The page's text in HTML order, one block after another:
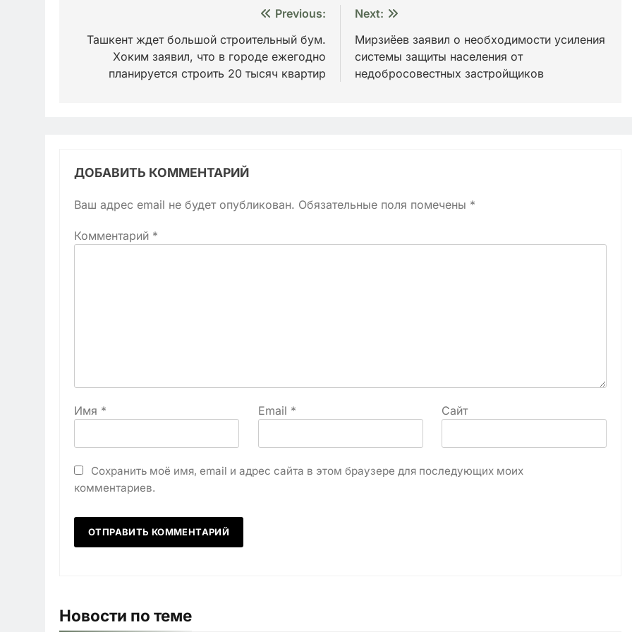
по
записям
Previous:
Ташкент ждет большой строительный бум.
Хоким заявил, что в городе ежегодно
планируется строить 20 тысяч квартир
Next:
Мирзиёев заявил о необходимости усиления
системы защиты населения от
недобросовестных застройщиков
ДОБАВИТЬ КОММЕНТАРИЙ
Ваш адрес email не будет опубликован. Обязательные поля помечены *
Комментарий *
Имя * Email * Сайт
Сохранить моё имя, email и адрес сайта в этом браузере для последующих моих
комментариев.
Новости по теме